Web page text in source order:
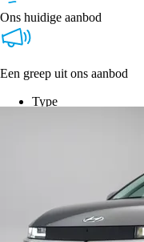
Type
Ons huidige aanbod
Een greep uit ons aanbod